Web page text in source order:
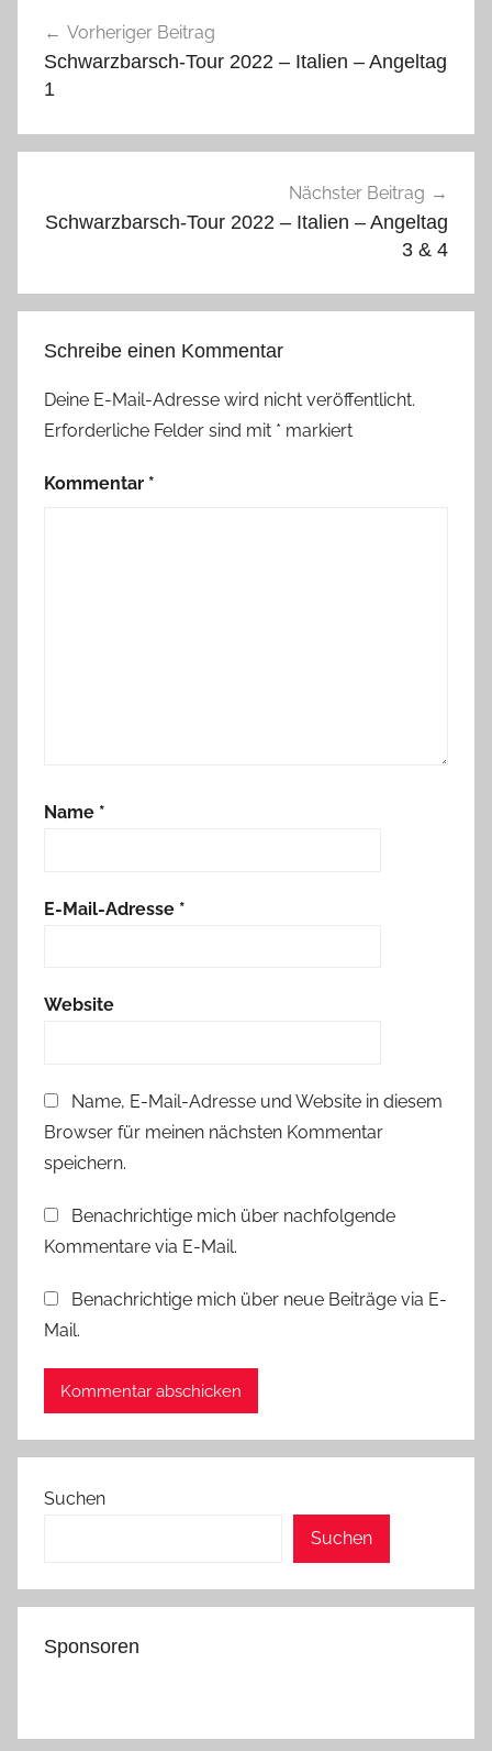
Vorheriger Beitrag
Schwarzbarsch-Tour 2022 – Italien – Angeltag
1
Nächster Beitrag
Schwarzbarsch-Tour 2022 – Italien – Angeltag
3 & 4
Schreibe einen Kommentar
Deine E-Mail-Adresse wird nicht veröffentlicht.
Erforderliche Felder sind mit * markiert
Kommentar *
Name *
E-Mail-Adresse *
Website
Name, E-Mail-Adresse und Website in diesem
Browser für meinen nächsten Kommentar
speichern.
Benachrichtige mich über nachfolgende
Kommentare via E-Mail.
Benachrichtige mich über neue Beiträge via E-
Mail.
Suchen
Suchen
Sponsoren